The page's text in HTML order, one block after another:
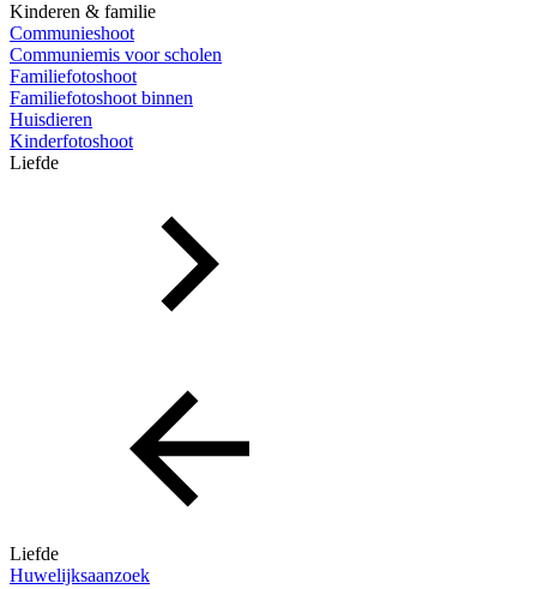
Kinderen & familie
Communieshoot
Communiemis voor scholen
Familiefotoshoot
Familiefotoshoot binnen
Huisdieren
Kinderfotoshoot
Liefde
Liefde
Huwelijksaanzoek